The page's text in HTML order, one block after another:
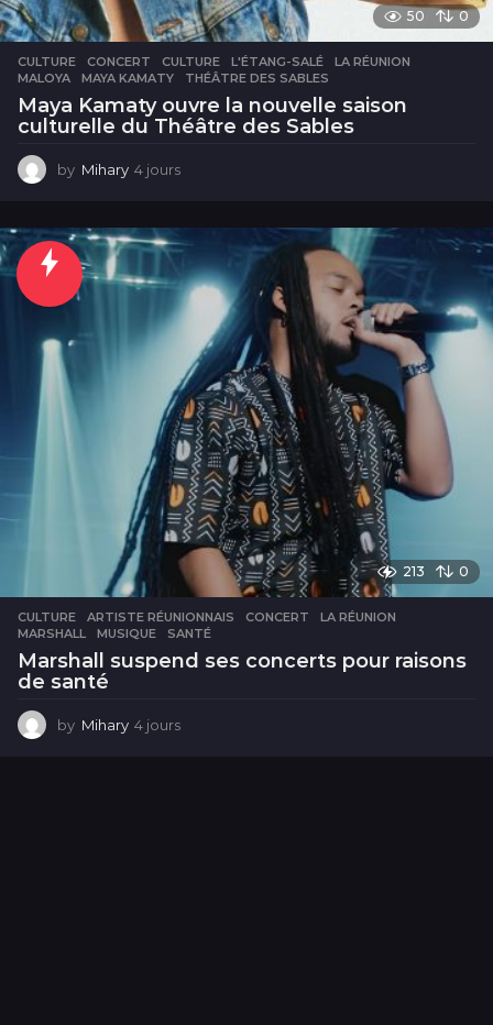
50 0
CULTURE CONCERT ,CULTURE ,L'ÉTANG-SALÉ ,LA RÉUNION
MALOYA
,MAYA KAMATY ,THÉÂTRE DES SABLES
Maya Kamaty ouvre la nouvelle saison
culturelle du Théâtre des Sables
by Mihary 4 jours
u
r
s
213 0
CULTURE ARTISTE RÉUNIONNAIS ,CONCERT ,LA RÉUNION
MARSHALL
,MUSIQUE ,SANTÉ
Marshall suspend ses concerts pour raisons
de santé
by Mihary 4 jours